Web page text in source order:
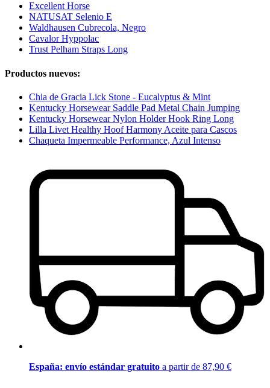
Excellent Horse
NATUSAT Selenio E
Waldhausen Cubrecola, Negro
Cavalor Hyppolac
Trust Pelham Straps Long
Productos nuevos:
Chia de Gracia Lick Stone - Eucalyptus & Mint
Kentucky Horsewear Saddle Pad Metal Chain Jumping
Kentucky Horsewear Nylon Holder Hook Ring Long
Lilla Livet Healthy Hoof Harmony Aceite para Cascos
Chaqueta Impermeable Performance, Azul Intenso
España: envío estándar gratuito a partir de 87,90 €